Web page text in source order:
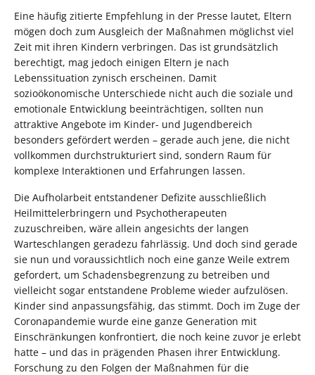
Eine häufig zitierte Empfehlung in der Presse lautet, Eltern
mögen doch zum Ausgleich der Maßnahmen möglichst viel
Zeit mit ihren Kindern verbringen. Das ist grundsätzlich
berechtigt, mag jedoch einigen Eltern je nach
Lebenssituation zynisch erscheinen. Damit
sozioökonomische Unterschiede nicht auch die soziale und
emotionale Entwicklung beeinträchtigen, sollten nun
attraktive Angebote im Kinder- und Jugendbereich
besonders gefördert werden – gerade auch jene, die nicht
vollkommen durchstrukturiert sind, sondern Raum für
komplexe Interaktionen und Erfahrungen lassen.
Die Aufholarbeit entstandener Defizite ausschließlich
Heilmittelerbringern und Psychotherapeuten
zuzuschreiben, wäre allein angesichts der langen
Warteschlangen geradezu fahrlässig. Und doch sind gerade
sie nun und voraussichtlich noch eine ganze Weile extrem
gefordert, um Schadensbegrenzung zu betreiben und
vielleicht sogar entstandene Probleme wieder aufzulösen.
Kinder sind anpassungsfähig, das stimmt. Doch im Zuge der
Coronapandemie wurde eine ganze Generation mit
Einschränkungen konfrontiert, die noch keine zuvor je erlebt
hatte – und das in prägenden Phasen ihrer Entwicklung.
Forschung zu den Folgen der Maßnahmen für die